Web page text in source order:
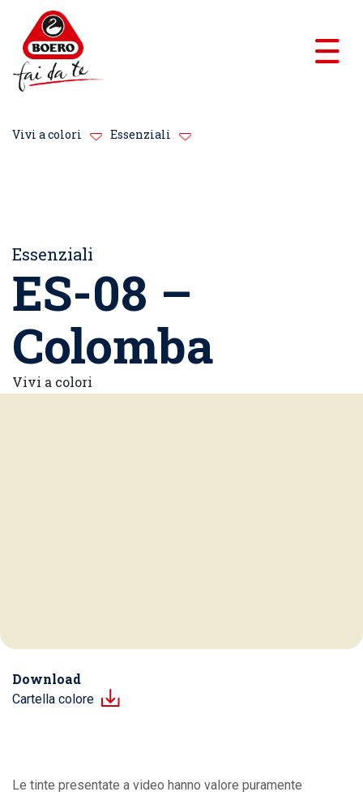
Vivi a colori Essenziali
Essenziali
ES-08 –
Colomba
Vivi a colori
Download
Cartella colore
Le tinte presentate a video hanno valore puramente